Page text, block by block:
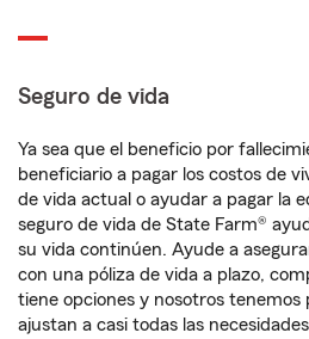
Seguro de vida
Ya sea que el beneficio por
beneficiario a pagar los costos de
de vida actual o ayudar a pagar la
seguro de vida de State Farm®
su vida continúen. Ayude a
con una póliza de vida a plazo,
tiene opciones y nosotros tenemos
ajustan a casi todas las